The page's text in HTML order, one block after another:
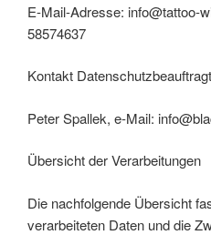
E-Mail-Adresse: info@tattoo-
58574637
Kontakt
Peter Spallek, e-Mail:
Übersicht der Verarbeitungen
Die nachfolgende Übersicht
verarbeiteten Daten und die